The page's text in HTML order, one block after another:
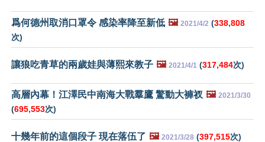
爲何德州取消口罩令 感染率降至新低 🖼️ 2021/4/2 (338,808
次)
讓狼吃青草的兩歲娃與薄熙來教子 🖼️ 2021/4/1 (317,484次)
高層內幕！江澤民中南海大戰羣鷹 驚動大褲衩 🖼️ 2021/3/30
(695,553次)
十幾年前的這個段子 現在落伍了 🖼️ 2021/3/28 (397,515次)